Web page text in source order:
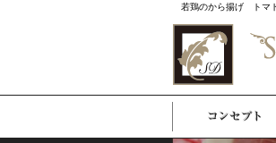
若鶏のから揚げ トマ